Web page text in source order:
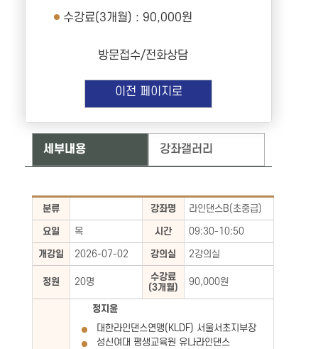
수강료(3개월) : 90,000원
방문접수/전화상담
이전 페이지로
세부내용 강좌갤러리
분류 강좌명 라인댄스B(초중급)
요일 목 시간 09:30-10:50
개강일 2026-07-02 강의실 2강의실
정원 20명
수강료
(3개월)
90,000원
정지윤
대한라인댄스연맹(KLDF) 서울서초지부장
성신여대 평생교육원 유나라인댄스